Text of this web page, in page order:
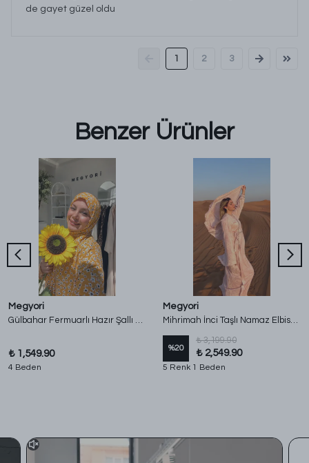
de gayet güzel oldu
1 2 3
Benzer Ürünler
Megyori
Gülbahar Fermuarlı Hazır Şallı %100 Pamuk Namaz Elbisesi - Limon
₺ 1,549.90
4 Beden
Megyori
Mihrimah İnci Taşlı Namaz Elbisesi - Yandan Bağlamalı
%20
₺ 3,199.90
₺ 2,549.90
5 Renk 1 Beden